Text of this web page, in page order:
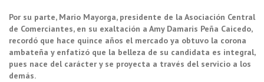
Por su parte, Mario Mayorga, presidente de la Asociación Central
de Comerciantes, en su exaltación a Amy Damaris Peña Caicedo,
recordó que hace quince años el mercado ya obtuvo la corona
ambateña y enfatizó que la belleza de su candidata es integral,
pues nace del carácter y se proyecta a través del servicio a los
demás.